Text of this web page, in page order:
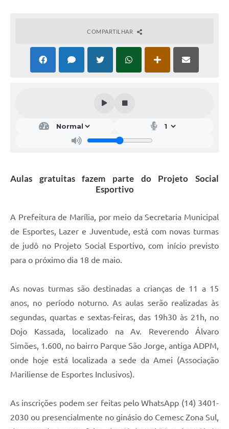
COMPARTILHAR
Aulas gratuitas fazem parte do Projeto Social
Esportivo
A Prefeitura de Marília, por meio da Secretaria Municipal
de Esportes, Lazer e Juventude, está com novas turmas
de judô no Projeto Social Esportivo, com início previsto
para o próximo dia 18 de maio.
As novas turmas são destinadas a crianças de 11 a 15
anos, no período noturno. As aulas serão realizadas às
segundas, quartas e sextas-feiras, das 19h30 às 21h, no
Dojo Kassada, localizado na Av. Reverendo Álvaro
Simões, 1.600, no bairro Parque São Jorge, antiga ADPM,
onde hoje está localizada a sede da Amei (Associação
Mariliense de Esportes Inclusivos).
As inscrições podem ser feitas pelo WhatsApp (14) 3401-
2030 ou presencialmente no ginásio do Cemesc Zona Sul,